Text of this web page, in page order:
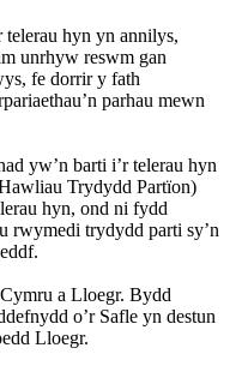
telerau hyn yn annilys,
unrhyw reswm gan
fe dorrir y fath
parhau mewn
yw’n barti i’r telerau hyn
Trydydd Partïon)
hyn, ond ni fydd
rwymedi trydydd parti sy’n
a Lloegr. Bydd
o’r Safle yn destun
Lloegr.